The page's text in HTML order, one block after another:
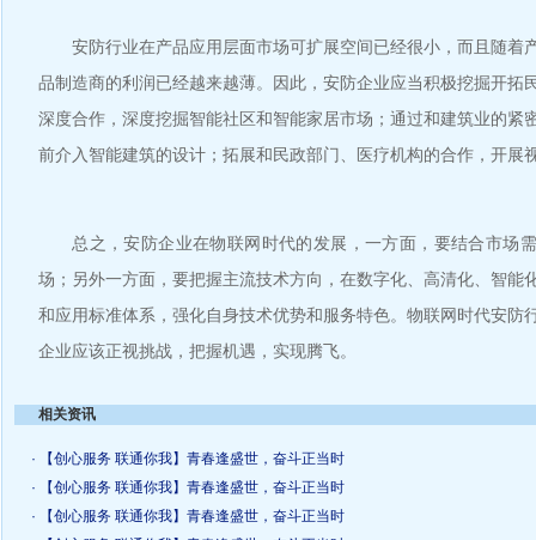
安防行业在产品应用层面市场可扩展空间已经很小，而且随着
品制造商的利润已经越来越薄。因此，安防企业应当积极挖掘开拓
深度合作，深度挖掘智能社区和智能家居市场；通过和建筑业的紧
前介入智能建筑的设计；拓展和民政部门、医疗机构的合作，开展
总之，安防企业在物联网时代的发展，一方面，要结合市场
场；另外一方面，要把握主流技术方向，在数字化、高清化、智能
和应用标准体系，强化自身技术优势和服务特色。物联网时代安防
企业应该正视挑战，把握机遇，实现腾飞。
相关资讯
· 【创心服务 联通你我】青春逢盛世，奋斗正当时
· 【创心服务 联通你我】青春逢盛世，奋斗正当时
· 【创心服务 联通你我】青春逢盛世，奋斗正当时